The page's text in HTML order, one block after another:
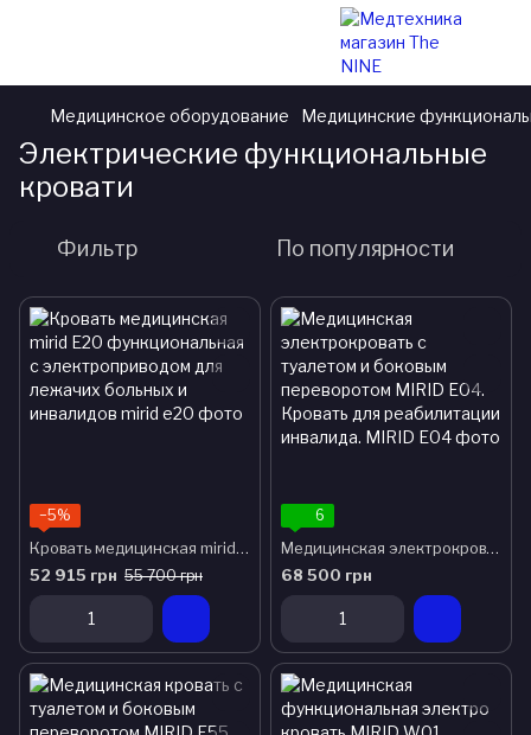
Медицинское оборудование Медицинские
Электрические функциональные
кровати
Фильтр По популярности
−5%
Кровать медицинская mirid Е20 функциональная с электроприводом для лежачих больных и инвалидов
52 915 грн 55 700 грн
6
Медицинская электрокровать с туалетом и боковым переворотом MIRID Е04. Кровать для реабилитации инвалида.
68 500 грн